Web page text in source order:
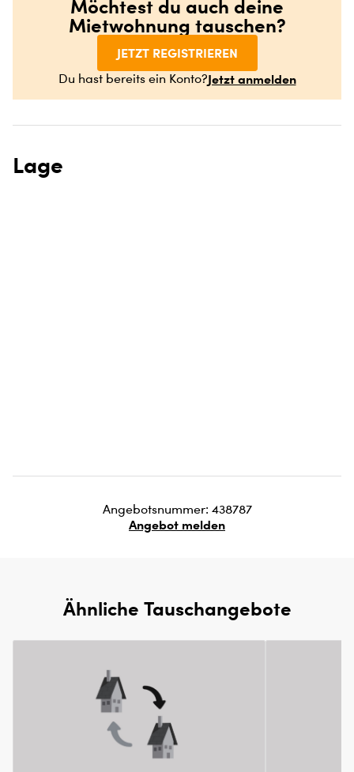
Möchtest du auch deine
Mietwohnung tauschen?
JETZT REGISTRIEREN
Du hast bereits ein Konto?Jetzt anmelden
Lage
Angebotsnummer: 438787
Angebot melden
Ähnliche Tauschangebote